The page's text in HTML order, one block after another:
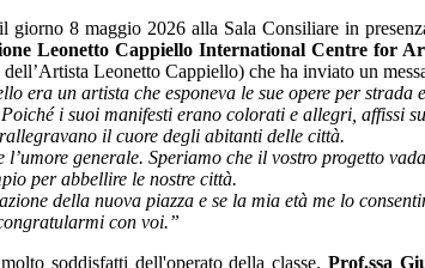
giorno 8 maggio 2026 alla Sala Consiliare in
Leonetto Cappiello International Centre for
Leonetto Cappiello) che ha inviato un
era un artista che esponeva le sue opere per strada e
i suoi manifesti erano colorati e allegri, affissi su
il cuore degli abitanti delle città.
generale. Speriamo che il vostro progetto
per abbellire le nostre città.
della nuova piazza e se la mia età me lo
con voi.”
soddisfatti dell'operato della classe.Prof.ssa